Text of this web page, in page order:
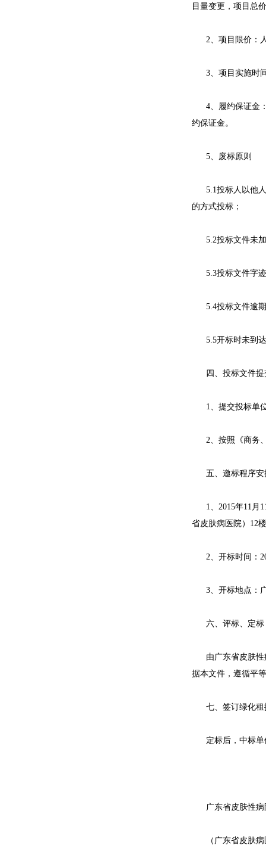
目量变更，项目总
2、项目限价：
3、项目实施时
4、履约保证金
约保证金。
5、废标原则
5.1投标人以他
的方式投标；
5.2投标文件未
5.3投标文件字
5.4投标文件逾
5.5开标时未到
四、投标文件
1、提交投标单
2、按照《商务
五、邀标程序安
1、2015年11月
省皮肤病医院）12
2、开标时间：
3、开标地点：
六、评标、定标
由广东省皮肤
据本文件，遵循平
七、签订绿化
定标后，中标
广东省皮肤性
（广东省皮肤